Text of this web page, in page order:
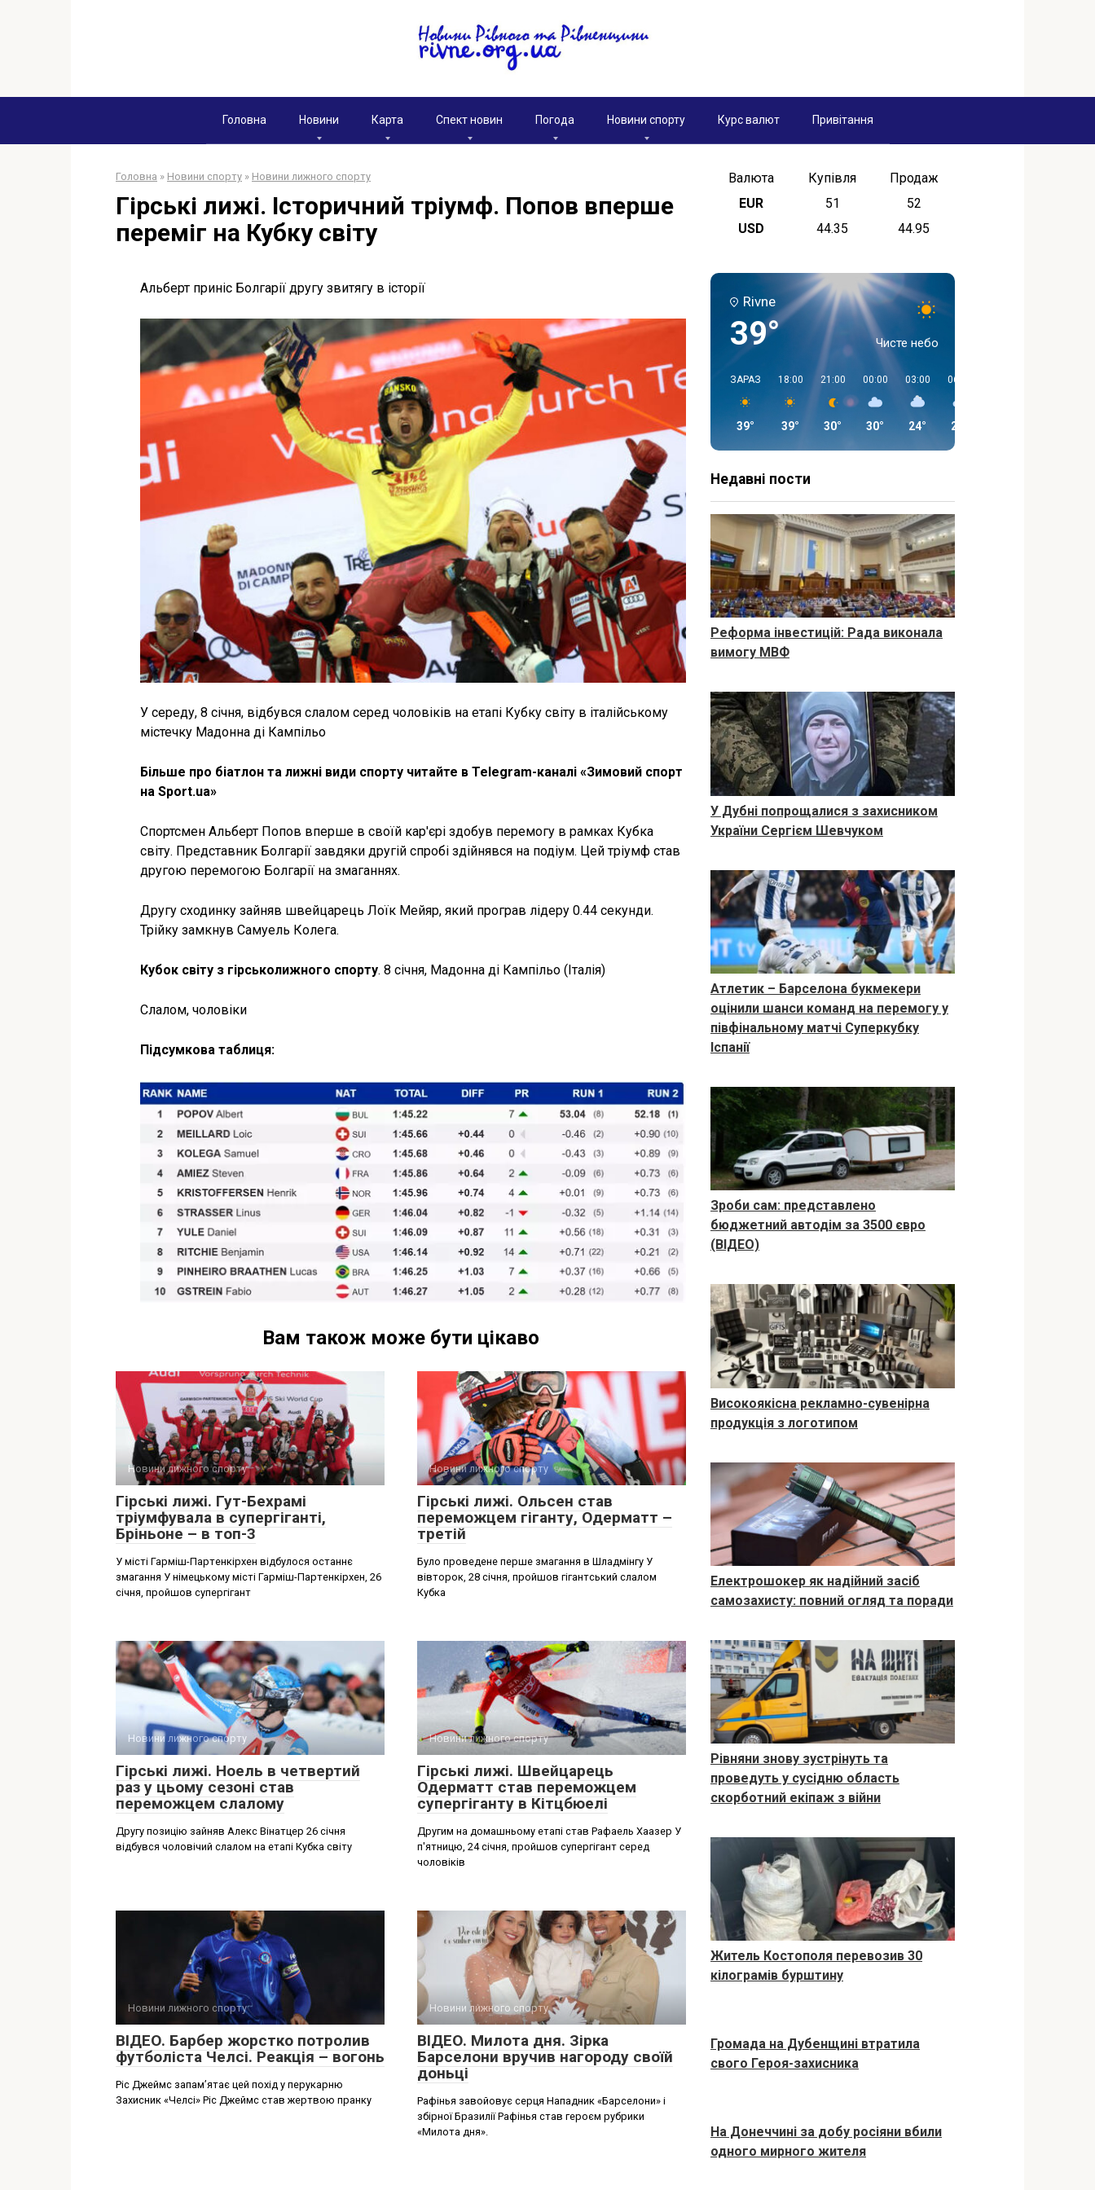
Головна Новини Карта Спект новин Погода Новини спорту Курс валют Привітання
Головна » Новини спорту » Новини лижного спорту
Гірські лижі. Історичний тріумф. Попов вперше
переміг на Кубку світу
Альберт приніс Болгарії другу звитягу в історії
У середу, 8 січня, відбувся слалом серед чоловіків на етапі Кубку світу в італійському
містечку Мадонна ді Кампільо
Більше про біатлон та лижні види спорту читайте в Telegram-каналі «Зимовий спорт
на Sport.ua»
Спортсмен Альберт Попов вперше в своїй кар'єрі здобув перемогу в рамках Кубка
світу. Представник Болгарії завдяки другій спробі здійнявся на подіум. Цей тріумф став
другою перемогою Болгарії на змаганнях.
Другу сходинку зайняв швейцарець Лоїк Мейяр, який програв лідеру 0.44 секунди.
Трійку замкнув Самуель Колега.
Кубок світу з гірськолижного спорту. 8 січня, Мадонна ді Кампільо (Італія)
Слалом, чоловіки
Підсумкова таблиця:
Вам також може бути цікаво
Новини лижного спорту
Гірські лижі. Гут-Бехрамі
тріумфувала в супергіганті,
Бріньоне – в топ-3
У місті Гарміш-Партенкірхен відбулося останнє
змагання У німецькому місті Гарміш-Партенкірхен, 26
січня, пройшов супергігант
Новини лижного спорту
Гірські лижі. Ольсен став
переможцем гіганту, Одерматт –
третій
Було проведене перше змагання в Шладмінгу У
вівторок, 28 січня, пройшов гігантський слалом
Кубка
Новини лижного спорту
Гірські лижі. Ноель в четвертий
раз у цьому сезоні став
переможцем слалому
Другу позицію зайняв Алекс Вінатцер 26 січня
відбувся чоловічий слалом на етапі Кубка світу
Новини лижного спорту
Гірські лижі. Швейцарець
Одерматт став переможцем
супергіганту в Кітцбюелі
Другим на домашньому етапі став Рафаель Хаазер У
п'ятницю, 24 січня, пройшов супергігант серед
чоловіків
Новини лижного спорту
ВІДЕО. Барбер жорстко потролив
футболіста Челсі. Реакція – вогонь
Ріс Джеймс запам’ятає цей похід у перукарню
Захисник «Челсі» Ріс Джеймс став жертвою пранку
Новини лижного спорту
ВІДЕО. Милота дня. Зірка
Барселони вручив нагороду своїй
доньці
Рафінья завойовує серця Нападник «Барселони» і
збірної Бразилії Рафінья став героєм рубрики
«Милота дня».
Валюта Купівля
Продаж
EUR
51
52
USD
44.35 44.95
Rivne
39° Чисте небо
ЗАРАЗ
39°
18:00
39°
21:00
30°
00:00
30°
03:00
24°
06:00
22°
Недавні пости
Реформа інвестицій: Рада виконала
вимогу МВФ
У Дубні попрощалися з захисником
України Сергієм Шевчуком
Атлетик – Барселона букмекери
оцінили шанси команд на перемогу у
півфінальному матчі Суперкубку
Іспанії
Зроби сам: представлено
бюджетний автодім за 3500 євро
(ВІДЕО)
Високоякісна рекламно-сувенірна
продукція з логотипом
Електрошокер як надійний засіб
самозахисту: повний огляд та поради
Рівняни знову зустрінуть та
проведуть у сусідню область
скорботний екіпаж з війни
Житель Костополя перевозив 30
кілограмів бурштину
Громада на Дубенщині втратила
свого Героя-захисника
На Донеччині за добу росіяни вбили
одного мирного жителя